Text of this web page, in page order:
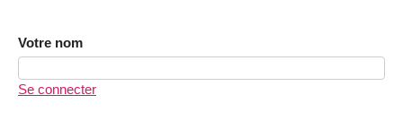
Votre nom
Se connecter